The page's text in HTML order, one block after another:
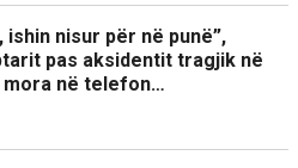
ishin nisur për në punë”,
pas aksidentit tragjik në
mora në telefon…